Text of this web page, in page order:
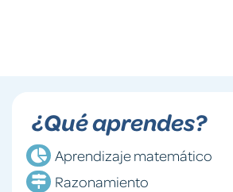
¿Qué aprendes?
Aprendizaje matemático
Razonamiento